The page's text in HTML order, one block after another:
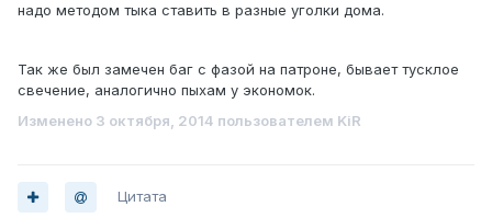
надо методом тыка ставить в разные уголки дома.
Так же был замечен баг с фазой на патроне, бывает тусклое
свечение, аналогично пыхам у экономок.
Изменено 3 октября, 2014 пользователем KiR
Цитата